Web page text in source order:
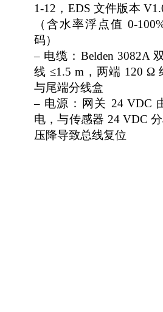
1-12，EDS 文件版本
（含水率浮点值 0-
码）
– 电缆：Belden 3082A
线 ≤1.5 m，两端 120 Ω
与尾端分线盒
– 电源：网关 24 VDC
电，与传感器 24 VDC
压降导致总线复位